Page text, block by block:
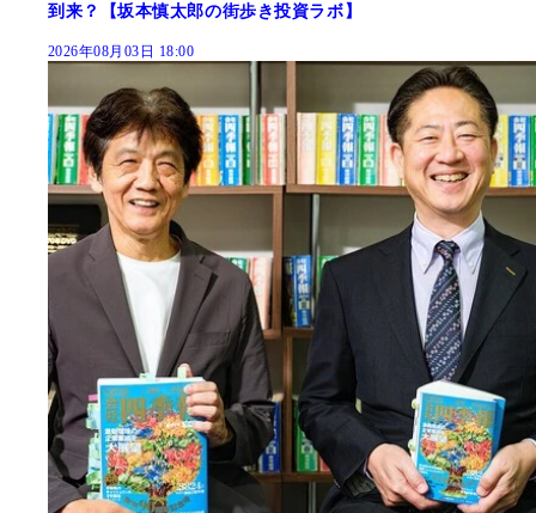
到来？【坂本慎太郎の街歩き投資ラボ】
2026年08月03日 18:00